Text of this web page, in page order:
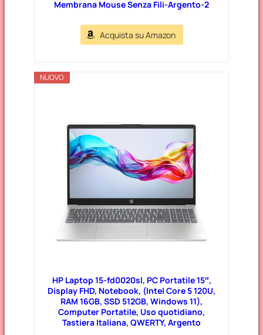
Membrana Mouse Senza Fili-Argento-2
Acquista su Amazon
NUOVO
HP Laptop 15-fd0020sl, PC Portatile 15″,
Display FHD, Notebook, (Intel Core 5 120U,
RAM 16GB, SSD 512GB, Windows 11),
Computer Portatile, Uso quotidiano,
Tastiera Italiana, QWERTY, Argento